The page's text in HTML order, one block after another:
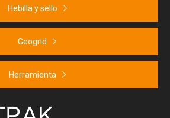
Hebilla y sello
Geogrid
Herramienta